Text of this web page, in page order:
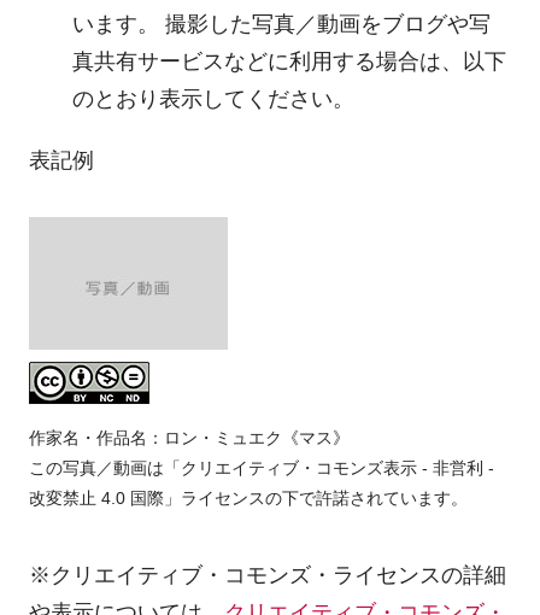
います。 撮影した写真／動画をブログや写
真共有サービスなどに利用する場合は、以下
のとおり表示してください。
表記例
作家名・作品名：ロン・ミュエク《マス》
この写真／動画は「クリエイティブ・コモンズ表示 - 非営利 -
改変禁止 4.0 国際」ライセンスの下で許諾されています。
※クリエイティブ・コモンズ・ライセンスの詳細